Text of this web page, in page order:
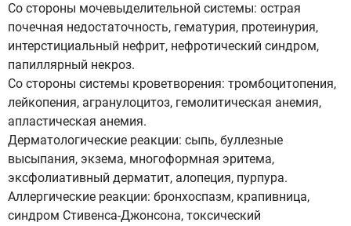
Со стороны мочевыделительной системы: острая
почечная недостаточность, гематурия, протеинурия,
интерстициальный нефрит, нефротический синдром,
папиллярный некроз.
Со стороны системы кроветворения: тромбоцитопения,
лейкопения, агранулоцитоз, гемолитическая анемия,
апластическая анемия.
Дерматологические реакции: сыпь, буллезные
высыпания, экзема, многоформная эритема,
эксфолиативный дерматит, алопеция, пурпура.
Аллергические реакции: бронхоспазм, крапивница,
синдром Стивенса-Джонсона, токсический